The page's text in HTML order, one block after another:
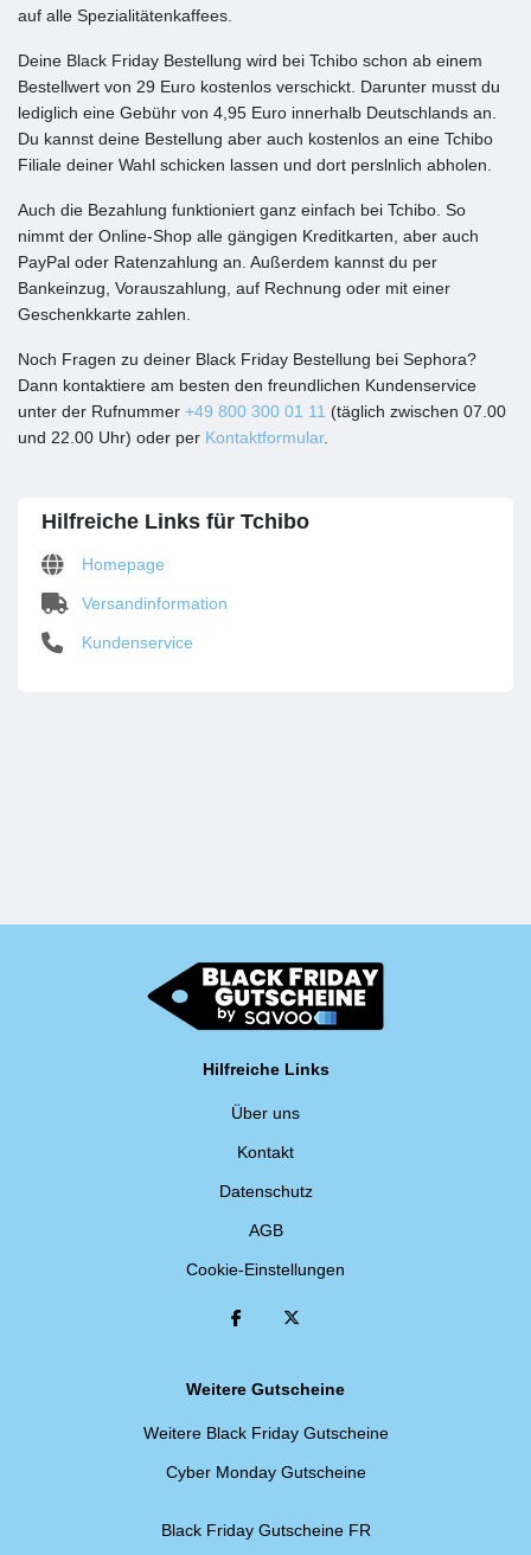
auf alle Spezialitätenkaffees.
Deine Black Friday Bestellung wird bei Tchibo schon ab einem
Bestellwert von 29 Euro kostenlos verschickt. Darunter musst du
lediglich eine Gebühr von 4,95 Euro innerhalb Deutschlands an.
Du kannst deine Bestellung aber auch kostenlos an eine Tchibo
Filiale deiner Wahl schicken lassen und dort perslnlich abholen.
Auch die Bezahlung funktioniert ganz einfach bei Tchibo. So
nimmt der Online-Shop alle gängigen Kreditkarten, aber auch
PayPal oder Ratenzahlung an. Außerdem kannst du per
Bankeinzug, Vorauszahlung, auf Rechnung oder mit einer
Geschenkkarte zahlen.
Noch Fragen zu deiner Black Friday Bestellung bei Sephora?
Dann kontaktiere am besten den freundlichen Kundenservice
unter der Rufnummer +49 800 300 01 11 (täglich zwischen 07.00
und 22.00 Uhr) oder per Kontaktformular.
Hilfreiche Links für Tchibo
Homepage
Versandinformation
Kundenservice
Hilfreiche Links
Über uns
Kontakt
Datenschutz
AGB
Cookie-Einstellungen
Weitere Gutscheine
Weitere Black Friday Gutscheine
Cyber Monday Gutscheine
Black Friday Gutscheine FR